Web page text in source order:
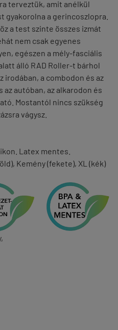
terveztük, amit anélkül
gyakorolna a gerincoszlopra.
a test szinte összes izmát
nem csak egyenes
egészen a mély-fasciális
álló RAD Roller-t bárhol
irodában, a combodon és az
autóban, az alkarodon és
Mostantól nincs szükség
vágysz.
Latex mentes.
Kemény (fekete), XL (kék)